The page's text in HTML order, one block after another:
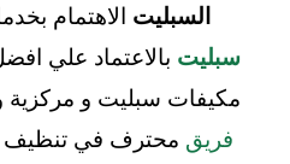
السبليت الاهتمام
سبليت بالاعتماد علي
مكيفات سبليت و
فريق محترف في تنظيف